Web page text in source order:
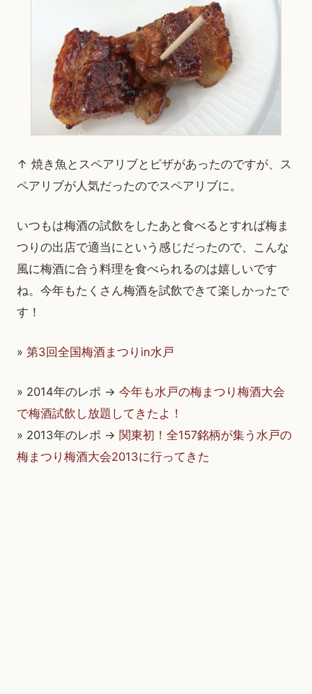
↑ 焼き魚とスペアリブとピザがあったのですが、ス
ペアリブが人気だったのでスペアリブに。
いつもは梅酒の試飲をしたあと食べるとすれば梅ま
つりの出店で適当にという感じだったので、こんな
風に梅酒に合う料理を食べられるのは嬉しいです
ね。今年もたくさん梅酒を試飲できて楽しかったで
す！
» 第3回全国梅酒まつりin水戸
» 2014年のレポ → 今年も水戸の梅まつり梅酒大会
で梅酒試飲し放題してきたよ！
» 2013年のレポ → 関東初！全157銘柄が集う水戸の
梅まつり梅酒大会2013に行ってきた